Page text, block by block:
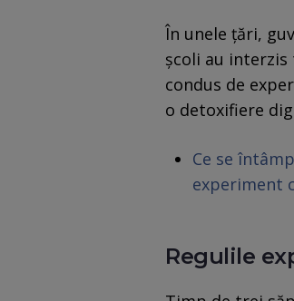
În unele țări,
școli au
condus de
o detoxifiere
Ce se
experiment
Regulile